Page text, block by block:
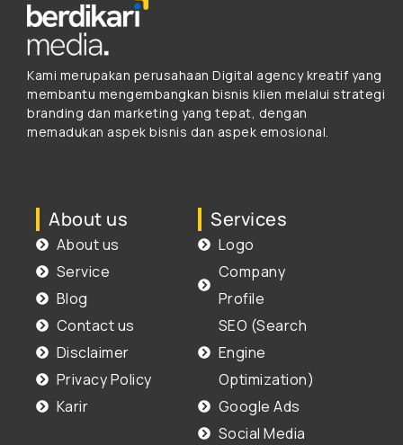
Kami merupakan perusahaan Digital agency kreatif yang
membantu mengembangkan bisnis klien melalui strategi
branding dan marketing yang tepat, dengan
memadukan aspek bisnis dan aspek emosional.
About us
About us
Service
Blog
Contact us
Disclaimer
Privacy Policy
Karir
Services
Logo
Company
Profile
SEO (Search
Engine
Optimization)
Google Ads
Social Media